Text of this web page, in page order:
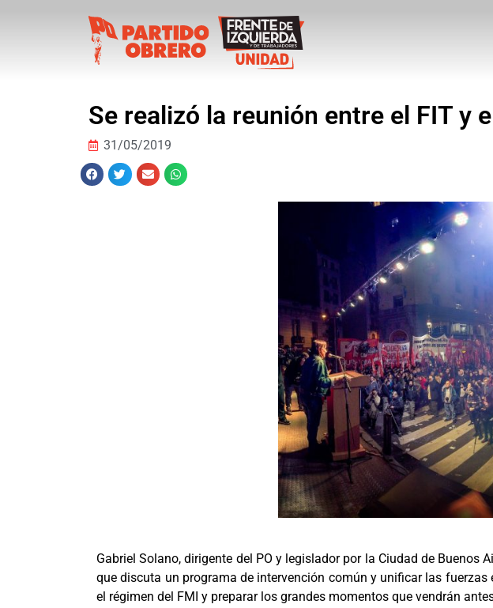
Se realizó la reunión entre el FIT y
31/05/2019
Gabriel Solano, dirigente del PO y legislador por la Ciudad de Buenos
que discuta un programa de intervención común y unificar las
el régimen del FMI y preparar los grandes momentos que vendrán